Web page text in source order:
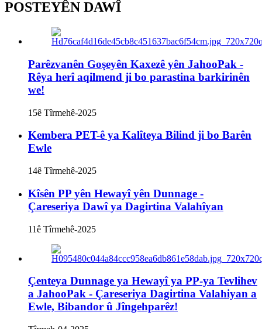
POSTEYÊN DAWÎ
Parêzvanên Goşeyên Kaxezê yên JahooPak -
Rêya herî aqilmend ji bo parastina barkirinên
we!
15ê Tîrmehê-2025
Kembera PET-ê ya Kalîteya Bilind ji bo Barên
Ewle
14ê Tîrmehê-2025
Kîsên PP yên Hewayî yên Dunnage -
Çareseriya Dawî ya Dagirtina Valahîyan
11ê Tîrmehê-2025
Çenteya Dunnage ya Hewayî ya PP-ya Tevlihev
a JahooPak - Çareseriya Dagirtina Valahiyan a
Ewle, Bibandor û Jîngehparêz!